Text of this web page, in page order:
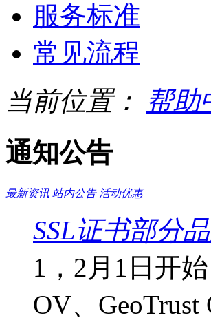
服务标准
常见流程
当前位置：
帮助
通知公告
最新资讯 站内公告 活动优惠
SSL证书部分
1，2月1日开
OV、